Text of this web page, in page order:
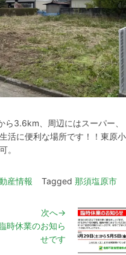
3.6km、周辺にはスーパー、
活に便利な場所です！！東原小
。
産情報 Tagged 那須塩原市
次へ→
時休業のお知ら
せです